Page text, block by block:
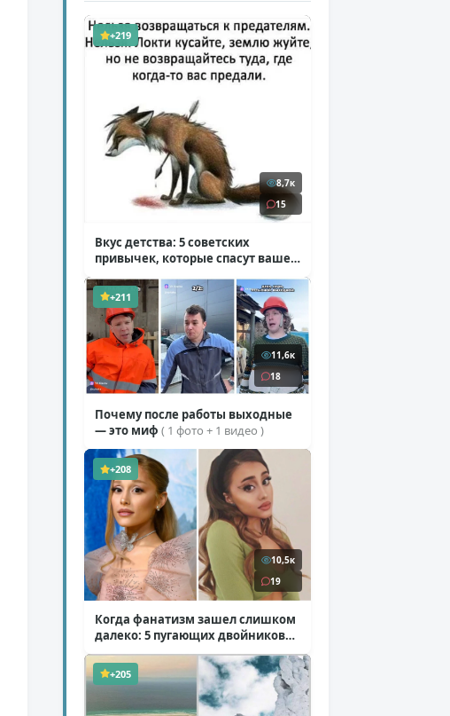
+219
8,7к
15
Вкус детства: 5 советских
привычек, которые спасут ваше
+211
11,6к
18
Почему после работы выходные
— это миф ( 1 фото + 1 видео )
+208
10,5к
19
Когда фанатизм зашел слишком
далеко: 5 пугающих двойников
звезд( 10 фото )
+205